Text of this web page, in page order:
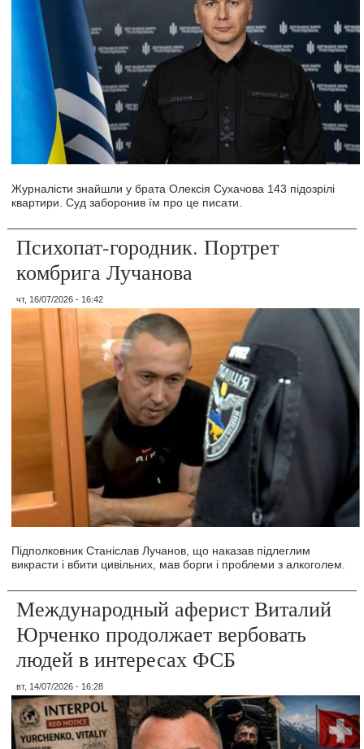
Журналісти знайшли у брата Олексія Сухачова 143 підозрілі
квартири. Суд заборонив їм про це писати.
Психопат-городник. Портрет
комбрига Лучанова
чт, 16/07/2026 - 16:42
Підполковник Станіслав Лучанов, що наказав підлеглим
викрасти і вбити цивільних, мав борги і проблеми з алкоголем.
Международный аферист Виталий
Юрченко продолжает вербовать
людей в интересах ФСБ
вт, 14/07/2026 - 16:28